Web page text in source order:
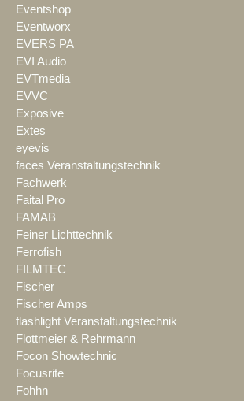
Eventshop
Eventworx
EVERS PA
EVI Audio
EVTmedia
EVVC
Exposive
Extes
eyevis
faces Veranstaltungstechnik
Fachwerk
Faital Pro
FAMAB
Feiner Lichttechnik
Ferrofish
FILMTEC
Fischer
Fischer Amps
flashlight Veranstaltungstechnik
Flottmeier & Rehrmann
Focon Showtechnic
Focusrite
Fohhn